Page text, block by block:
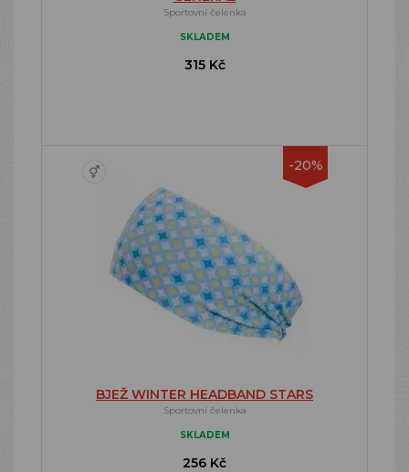
Sportovní čelenka
SKLADEM
315 Kč
-20%
BJEŽ WINTER HEADBAND STARS
Sportovní čelenka
SKLADEM
256 Kč